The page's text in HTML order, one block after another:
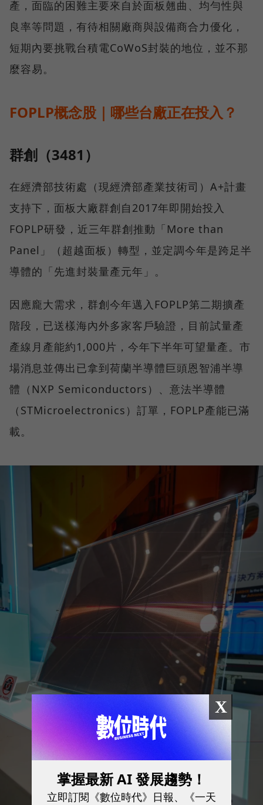
產，面臨的困難主要來自於面板翹曲、均勻性與
良率等問題，有待相關廠商與設備商合力優化，
短期內要挑戰台積電CoWoS封裝的地位，並不那
麼容易。
FOPLP概念股｜哪些台廠正在投入？
群創（3481）
在經濟部技術處（現經濟部產業技術司）A+計畫
支持下，面板大廠群創自2017年即開始投入
FOPLP研發，近三年群創推動「More than
Panel」（超越面板）轉型，並定調今年是跨足半
導體的「先進封裝量產元年」。
因應龐大需求，群創今年邁入FOPLP第二期擴產
階段，已送樣海內外多家客戶驗證，目前試量產
產線月產能約1,000片，今年下半年可望量產。市
場消息並傳出已拿到荷蘭半導體巨頭恩智浦半導
體（NXP Semiconductors）、意法半導體
（STMicroelectronics）訂單，FOPLP產能已滿
載。
X
掌握最新 AI 發展趨勢！
立即訂閱《數位時代》日報、《一天